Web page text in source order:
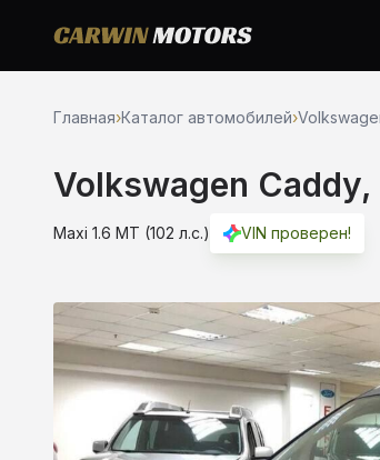
Главная›Каталог автомобилей›
Volkswagen
Maxi 1.6 MT (102 л.с.) VIN проверен!